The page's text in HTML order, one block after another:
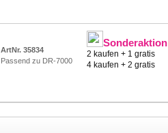
ArtNr. 35834
Passend zu DR-7000
Sonderaktion
2 kaufen + 1 gratis
4 kaufen + 2 gratis